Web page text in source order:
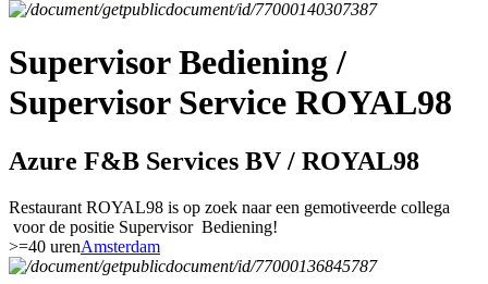
Supervisor Bediening /
Supervisor Service ROYAL98
Azure F&B Services BV / ROYAL98
Restaurant ROYAL98 is op zoek naar een gemotiveerde collega
voor de positie Supervisor Bediening!
>=40 urenAmsterdam